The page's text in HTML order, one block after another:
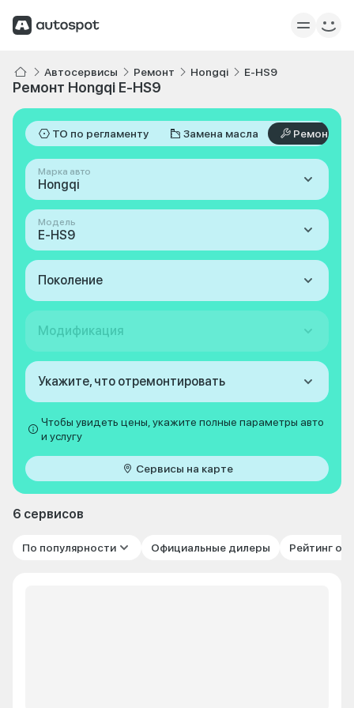
Автосервисы Ремонт Hongqi E-HS9
Ремонт Hongqi E-HS9
ТО по регламенту Замена масла Ремонт
Марка авто
Hongqi
Модель
E-HS9
Поколение
Модификация
Укажите, что отремонтировать
Чтобы увидеть цены, укажите полные параметры авто
и услугу
Сервисы на карте
6 сервисов
По популярности Официальные дилеры Рейтинг